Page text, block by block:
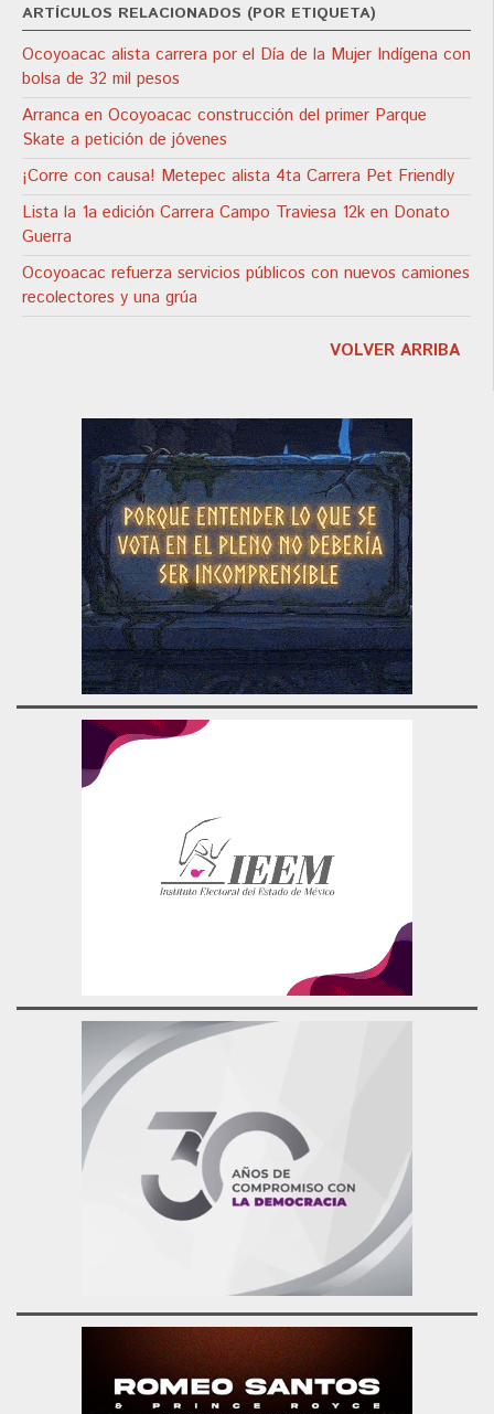
ARTÍCULOS RELACIONADOS (POR ETIQUETA)
Ocoyoacac alista carrera por el Día de la Mujer Indígena con
bolsa de 32 mil pesos
Arranca en Ocoyoacac construcción del primer Parque
Skate a petición de jóvenes
¡Corre con causa! Metepec alista 4ta Carrera Pet Friendly
Lista la 1a edición Carrera Campo Traviesa 12k en Donato
Guerra
Ocoyoacac refuerza servicios públicos con nuevos camiones
recolectores y una grúa
VOLVER ARRIBA